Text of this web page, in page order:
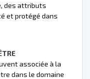
des attributs
et protégé dans
associée à la
dans le domaine